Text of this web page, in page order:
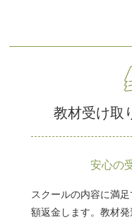
教材受け取
安心の
スクールの内容に満
額返金します。教材